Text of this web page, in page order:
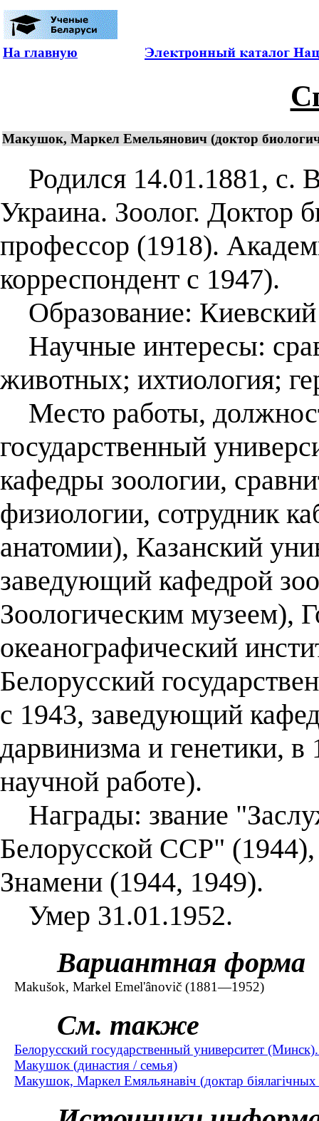
На главную
Макушок, Маркел Емельянович (доктор
Родился 14.01.1881, с.
Украина. Зоолог. Доктор
профессор (1918).
корреспондент с 1947).
Образование: Киевский
Научные интересы:
животных; ихтиология;
Место работы,
государственный
кафедры зоологии,
физиологии, сотрудник
анатомии), Казанский
заведующий кафедрой
Зоологическим музеем),
океанографический
Белорусский
с 1943, заведующий
дарвинизма и генетики,
научной работе).
Награды: звание
Белорусской ССР" (1944),
Знамени (1944, 1949).
Умер 31.01.1952.
Вариантная форма
Makušok, Markel Emel'ânovič (1881—1952)
См. также
Белорусский государственный университет
Макушок (династия / семья)
Макушок, Маркел Емяльянавіч (доктар